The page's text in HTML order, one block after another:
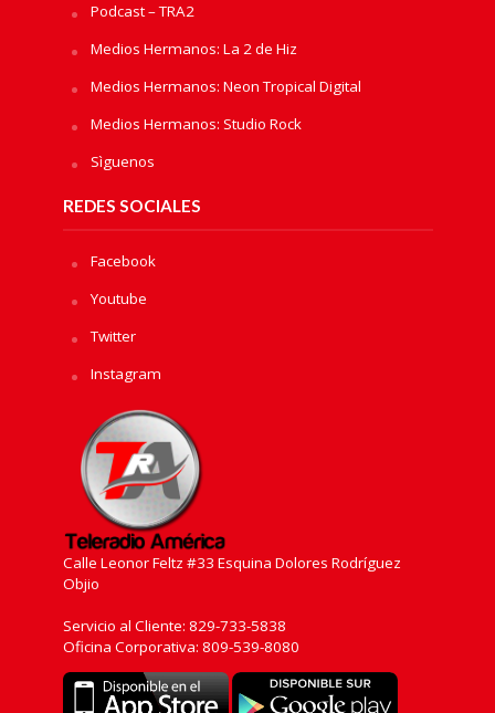
Podcast – TRA2
Medios Hermanos: La 2 de Hiz
Medios Hermanos: Neon Tropical Digital
Medios Hermanos: Studio Rock
Sìguenos
REDES SOCIALES
Facebook
Youtube
Twitter
Instagram
Calle Leonor Feltz #33 Esquina Dolores Rodríguez
Objio
Servicio al Cliente: 829-733-5838
Oficina Corporativa: 809-539-8080